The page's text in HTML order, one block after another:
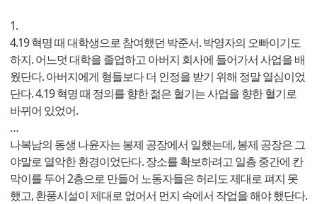
1.
4.19 혁명 때 대학생으로 참여했던 박준서. 박영자의 오빠이기도
하지. 어느덧 대학을 졸업하고 아버지 회사에 들어가서 사업을 배
웠단다. 아버지에게 형들보다 더 인정을 받기 위해 정말 열심이었
단다. 4.19 혁명 때 정의를 향한 젊은 혈기는 사업을 향한 혈기로
바뀌어 있었어.
…
나복남의 동생 나윤자는 봉제 공장에서 일했는데, 봉제 공장은 그
야말로 열악한 환경이었단다. 장소를 확보하려고 일층 중간에 칸
막이를 두어 2층으로 만들어 노동자들은 허리도 제대로 펴지 못
했고, 환풍시설이 제대로 없어서 먼지 속에서 작업을 해야 했단다.